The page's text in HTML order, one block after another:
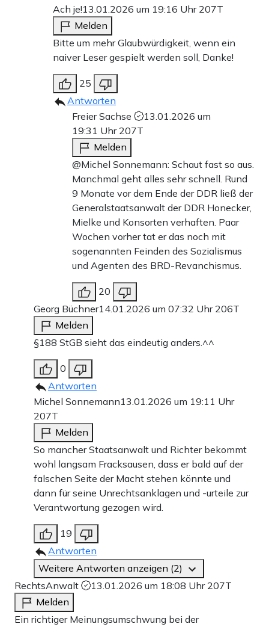
Ach je!13.01.2026 um 19:16 Uhr 207T
Melden
Bitte um mehr Glaubwürdigkeit, wenn ein
naiver Leser gespielt werden soll, Danke!
25
Antworten
Freier Sachse
13.01.2026 um
19:31 Uhr 207T
Melden
@Michel Sonnemann: Schaut fast so aus.
Manchmal geht alles sehr schnell. Rund
9 Monate vor dem Ende der DDR ließ der
Generalstaatsanwalt der DDR Honecker,
Mielke und Konsorten verhaften. Paar
Wochen vorher tat er das noch mit
sogenannten Feinden des Sozialismus
und Agenten des BRD-Revanchismus.
20
Georg Büchner14.01.2026 um 07:32 Uhr 206T
Melden
§188 StGB sieht das eindeutig anders.^^
0
Antworten
Michel Sonnemann13.01.2026 um 19:11 Uhr
207T
Melden
So mancher Staatsanwalt und Richter bekommt
wohl langsam Fracksausen, dass er bald auf der
falschen Seite der Macht stehen könnte und
dann für seine Unrechtsanklagen und -urteile zur
Verantwortung gezogen wird.
19
Antworten
Weitere Antworten anzeigen (2)
RechtsAnwalt
13.01.2026 um 18:08 Uhr 207T
Melden
Ein richtiger Meinungsumschwung bei der